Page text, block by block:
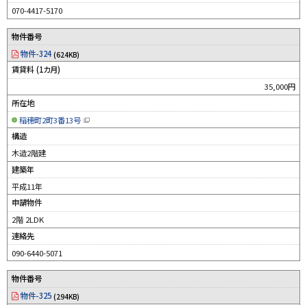
070-4417-5170
物件番号
物件-324 (624KB)
賃貸料 (1カ月)
35,000円
所在地
稲穂町2町3番13号
（
規
ン
ウ
開
ま
）
構造
木造2階建
建築年
平成11年
申請物件
2階 2LDK
連絡先
090-6440-5071
物件番号
物件-325 (294KB)